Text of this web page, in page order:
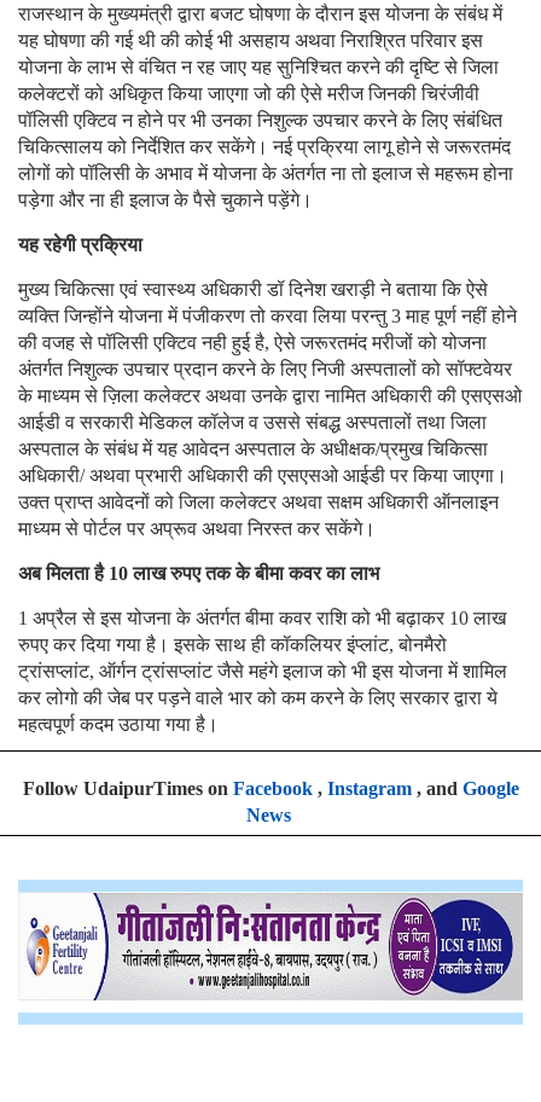
राजस्थान के मुख्यमंत्री द्वारा बजट घोषणा के दौरान इस योजना के संबंध में
यह घोषणा की गई थी की कोई भी असहाय अथवा निराश्रित परिवार इस
योजना के लाभ से वंचित न रह जाए यह सुनिश्चित करने की दृष्टि से जिला
कलेक्टरों को अधिकृत किया जाएगा जो की ऐसे मरीज जिनकी चिरंजीवी
पॉलिसी एक्टिव न होने पर भी उनका निशुल्क उपचार करने के लिए संबंधित
चिकित्सालय को निर्देशित कर सकेंगे। नई प्रक्रिया लागू होने से जरूरतमंद
लोगों को पॉलिसी के अभाव में योजना के अंतर्गत ना तो इलाज से महरूम होना
पड़ेगा और ना ही इलाज के पैसे चुकाने पड़ेंगे।
यह रहेगी प्रक्रिया
मुख्य चिकित्सा एवं स्वास्थ्य अधिकारी डॉ दिनेश खराड़ी ने बताया कि ऐसे
व्यक्ति जिन्होंने योजना में पंजीकरण तो करवा लिया परन्तु 3 माह पूर्ण नहीं होने
की वजह से पॉलिसी एक्टिव नही हुई है, ऐसे जरूरतमंद मरीजों को योजना
अंतर्गत निशुल्क उपचार प्रदान करने के लिए निजी अस्पतालों को सॉफ्टवेयर
के माध्यम से ज़िला कलेक्टर अथवा उनके द्वारा नामित अधिकारी की एसएसओ
आईडी व सरकारी मेडिकल कॉलेज व उससे संबद्ध अस्पतालों तथा जिला
अस्पताल के संबंध में यह आवेदन अस्पताल के अधीक्षक/प्रमुख चिकित्सा
अधिकारी/ अथवा प्रभारी अधिकारी की एसएसओ आईडी पर किया जाएगा।
उक्त प्राप्त आवेदनों को जिला कलेक्टर अथवा सक्षम अधिकारी ऑनलाइन
माध्यम से पोर्टल पर अप्रूव अथवा निरस्त कर सकेंगे।
अब मिलता है 10 लाख रुपए तक के बीमा कवर का लाभ
1 अप्रैल से इस योजना के अंतर्गत बीमा कवर राशि को भी बढ़ाकर 10 लाख
रुपए कर दिया गया है। इसके साथ ही कॉकलियर इंप्लांट, बोनमैरो
ट्रांसप्लांट, ऑर्गन ट्रांसप्लांट जैसे महंगे इलाज को भी इस योजना में शामिल
कर लोगो की जेब पर पड़ने वाले भार को कम करने के लिए सरकार द्वारा ये
महत्वपूर्ण कदम उठाया गया है।
Follow UdaipurTimes on Facebook, Instagram, and Google
News